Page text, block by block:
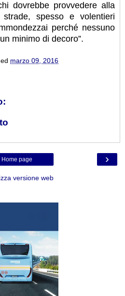
dovrebbe provvedere alla
spesso e volentieri
perché nessuno
minimo di decoro”.
marzo 09, 2016
›
Home page
versione web